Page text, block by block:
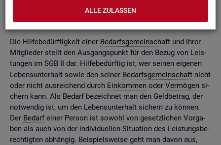
ALLE ZULASSEN
Be­darf
Die Hil­fe­be­dürf­tig­keit einer Be­darfs­ge­mein­schaft und ihrer
Mit­glie­der stellt den Aus­gangs­punkt für den Bezug von Leis­
tun­gen im SGB II dar. Hil­fe­be­dürf­tig ist, wer sei­nen ei­ge­nen
Le­bens­un­ter­halt sowie den sei­ner Be­darfs­ge­mein­schaft nicht
oder nicht aus­rei­chend durch Ein­kom­men oder Ver­mö­gen si­
chern kann. Als Be­darf be­zeich­net man den Geld­be­trag, der
not­wen­dig ist, um den Le­bens­un­ter­halt si­chern zu kön­nen.
Der Be­darf einer Per­son ist so­wohl von ge­setz­li­chen Vor­ga­
ben als auch von der in­di­vi­du­el­len Si­tua­ti­on des Leis­tungs­be­
rech­tig­ten ab­hän­gig. Bei­spiels­wei­se geht man davon aus,